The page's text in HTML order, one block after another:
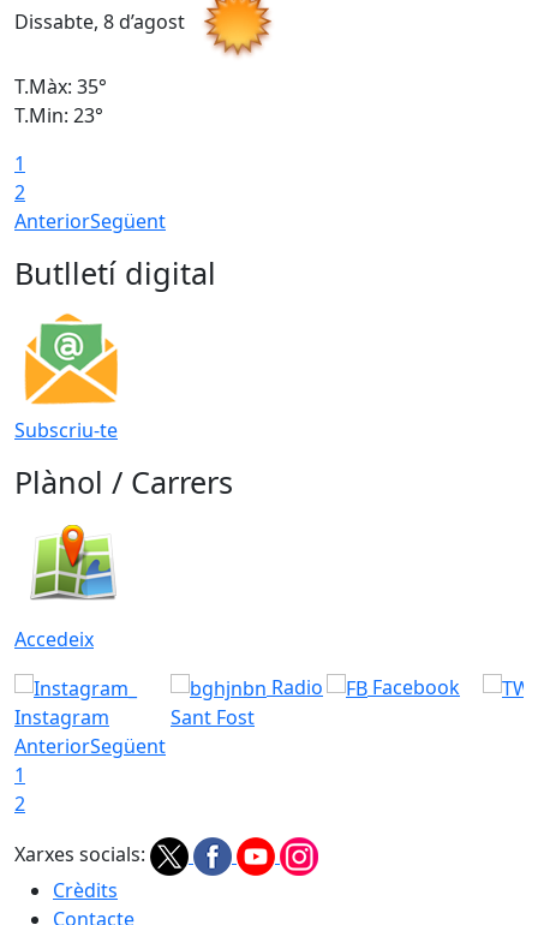
Dissabte, 8 d’agost
T.Màx: 35°
T.Min: 23°
1
2
AnteriorSegüent
Butlletí digital
Subscriu-te
Plànol / Carrers
Accedeix
Instagram
Radio
Sant Fost
Facebook
AnteriorSegüent
1
2
Xarxes socials:
Crèdits
Contacte